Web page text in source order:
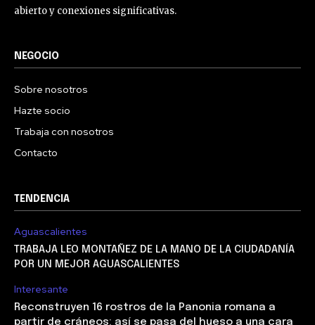
abierto y conexiones significativas.
NEGOCIO
Sobre nosotros
Hazte socio
Trabaja con nosotros
Contacto
TENDENCIA
Aguascalientes
TRABAJA LEO MONTAÑEZ DE LA MANO DE LA CIUDADANÍA
POR UN MEJOR AGUASCALIENTES
Interesante
Reconstruyen 16 rostros de la Panonia romana a
partir de cráneos: así se pasa del hueso a una cara